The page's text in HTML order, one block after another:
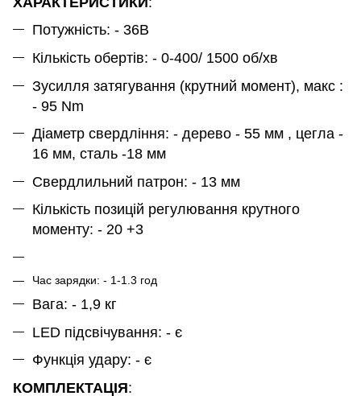
Потужність: - 36В
Кількість обертів: - 0-400/ 1500 об/хв
Зусилля затягування (крутний момент), макс :
- 95 Nm
Діаметр свердління: - дерево - 55 мм , цегла -
16 мм, сталь -18 мм
Свердлильний патрон: - 13 мм
Кількість позицій регулювання крутного
моменту: - 20 +3
Час зарядки: - 1-1.3 год
Вага: - 1,9 кг
LED підсвічування: - є
Функція удару: - є
КОМПЛЕКТАЦІЯ: